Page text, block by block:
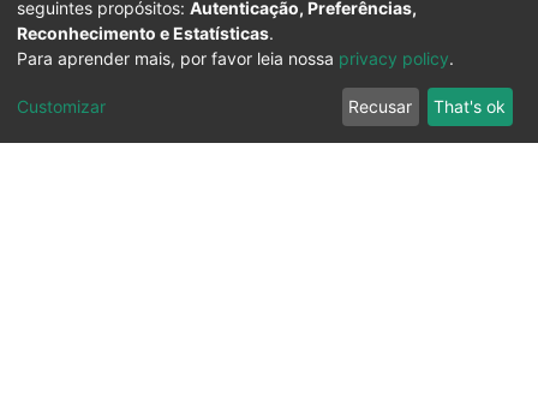
seguintes propósitos: Autenticação, Preferências,
Reconhecimento e Estatísticas.
Para aprender mais, por favor leia nossa privacy policy.
Customizar Recusar That's ok